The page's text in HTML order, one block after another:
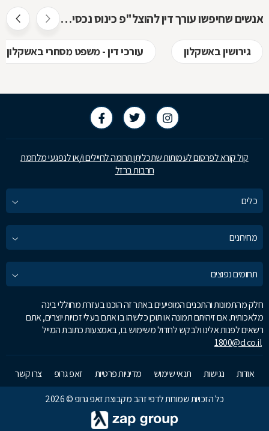
אנשים שחיפשו עורך דין להוצל"פ כינוס נכסים ופשיטת רגל חיפשו גם
גירושין באשקלון עורכי דין - משפט מסחרי באשקלון
קול קורא לפרסום לעמותות שתכליתן תרומה לחיילים ו/או לנפגעי מלחמת
חרבות ברזל
כלים
מחירונים
תחומים נפוצים
חלק מהתמונות והתכנים המופיעים באתר זה הוכנו בעזרת מחוללי בינה
מלאכותית. אם זיהיתם תמונה או תוכן כלשהו בו אתם בעלי זכויות יוצרים, אתם
רשאים לפנות אלינו ולבקש לחדול משימוש בו, באמצעות כתובת המייל
1800@d.co.il
אודות נגישות תנאי שימוש מדיניות פרטיות זאפ גרופ
צרו קשר
כל הזכויות שמורות לדפי זהב מקבוצת זאפ גרופ © 2026